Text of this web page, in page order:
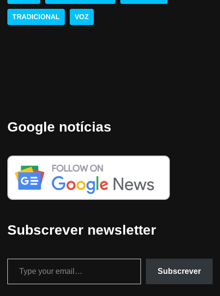
TRADICIONAL VOZ
Google notícias
Subscrever newsletter
Subscrever